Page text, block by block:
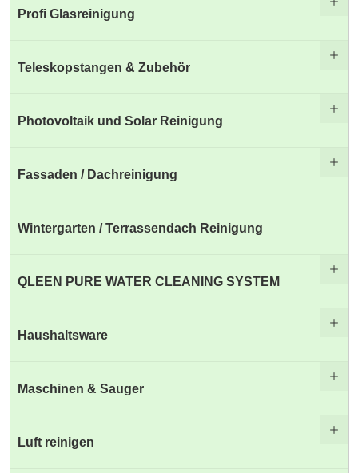
Profi Glasreinigung
Teleskopstangen & Zubehör
Photovoltaik und Solar Reinigung
Fassaden / Dachreinigung
Wintergarten / Terrassendach Reinigung
QLEEN PURE WATER CLEANING SYSTEM
Haushaltsware
Maschinen & Sauger
Luft reinigen